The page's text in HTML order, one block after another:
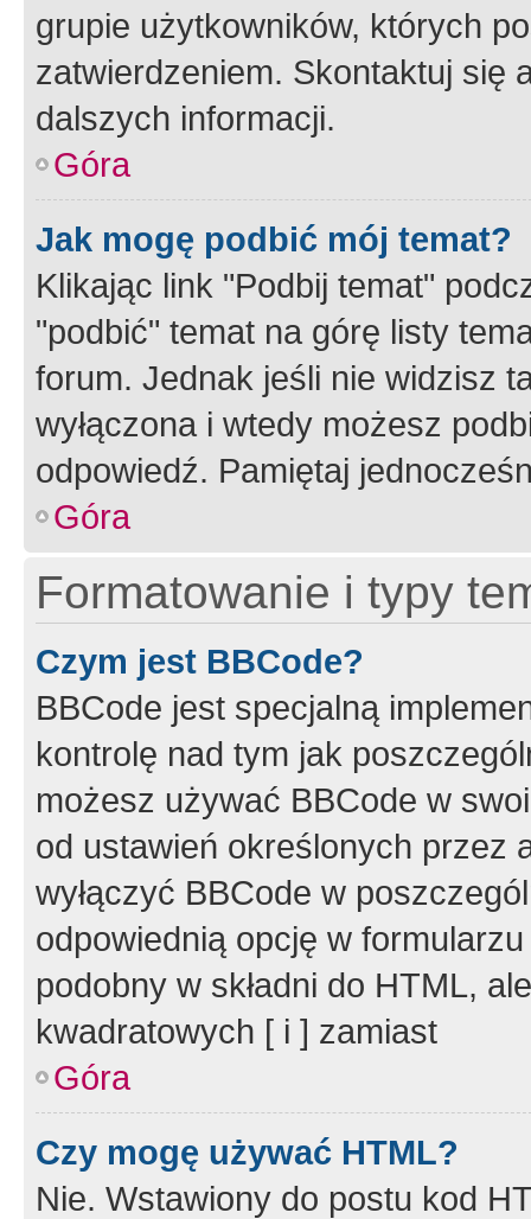
grupie użytkowników, których
zatwierdzeniem. Skontaktuj się
dalszych informacji.
Góra
Jak mogę podbić mój temat?
Klikając link "Podbij temat"
"podbić" temat na górę listy
forum. Jednak jeśli nie widzisz
wyłączona i wtedy możesz
odpowiedź. Pamiętaj
Góra
Formatowanie i typy
Czym jest BBCode?
BBCode jest specjalną
kontrolę nad tym jak
możesz używać BBCode w
od ustawień określonych przez
wyłączyć BBCode w
odpowiednią opcję w
podobny w składni do HTML,
kwadratowych [ i ] zamiast
Góra
Czy mogę używać HTML?
Nie. Wstawiony do postu kod